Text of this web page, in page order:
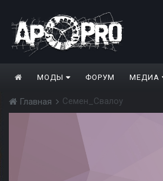
МОДЫ ФОРУМ МЕДИА
Главная Семен_Свалоу